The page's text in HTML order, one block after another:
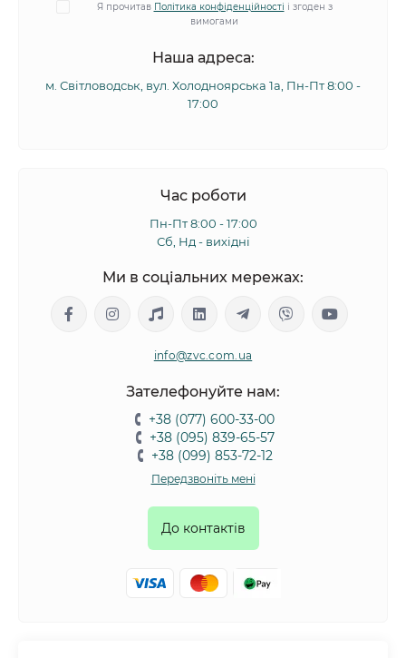
Я прочитав Політика конфіденційності і згоден з
вимогами
Наша адреса:
м. Світловодськ, вул. Холодноярська 1а, Пн-Пт 8:00 -
17:00
Час роботи
Пн-Пт 8:00 - 17:00
Сб, Нд - вихідні
Ми в соціальних мережах:
info@zvc.com.ua
Зателефонуйте нам:
+38 (077) 600-33-00
+38 (095) 839-65-57
+38 (099) 853-72-12
Передзвоніть мені
До контактів